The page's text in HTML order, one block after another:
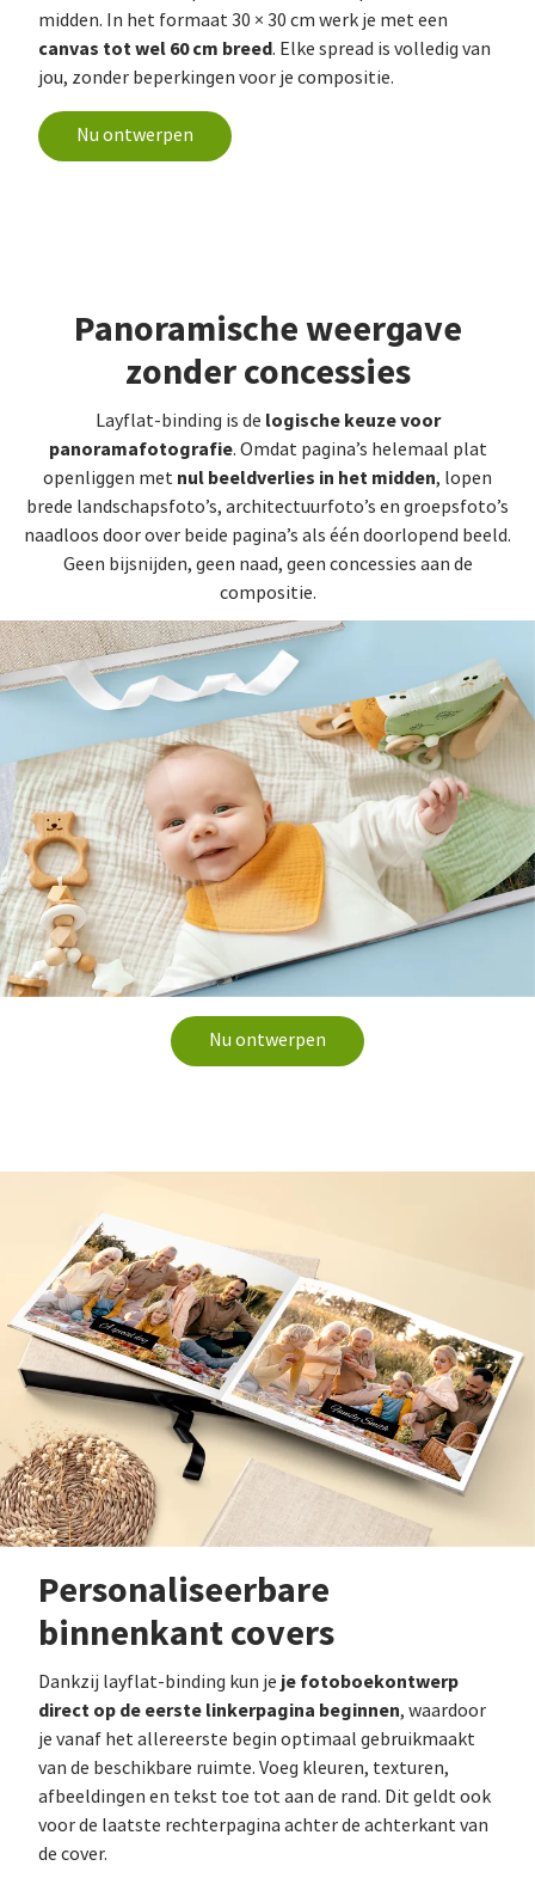
midden. In het formaat 30 × 30 cm werk je met een
canvas tot wel 60 cm breed. Elke spread is volledig van
jou, zonder beperkingen voor je compositie.
Nu ontwerpen
Panoramische weergave
zonder concessies
Layflat-binding is de logische keuze voor
panoramafotografie. Omdat pagina’s helemaal plat
openliggen met nul beeldverlies in het midden, lopen
brede landschapsfoto’s, architectuurfoto’s en groepsfoto’s
naadloos door over beide pagina’s als één doorlopend beeld.
Geen bijsnijden, geen naad, geen concessies aan de
compositie.
Nu ontwerpen
Personaliseerbare
binnenkant covers
Dankzij layflat-binding kun je je fotoboekontwerp
direct op de eerste linkerpagina beginnen, waardoor
je vanaf het allereerste begin optimaal gebruikmaakt
van de beschikbare ruimte. Voeg kleuren, texturen,
afbeeldingen en tekst toe tot aan de rand. Dit geldt ook
voor de laatste rechterpagina achter de achterkant van
de cover.